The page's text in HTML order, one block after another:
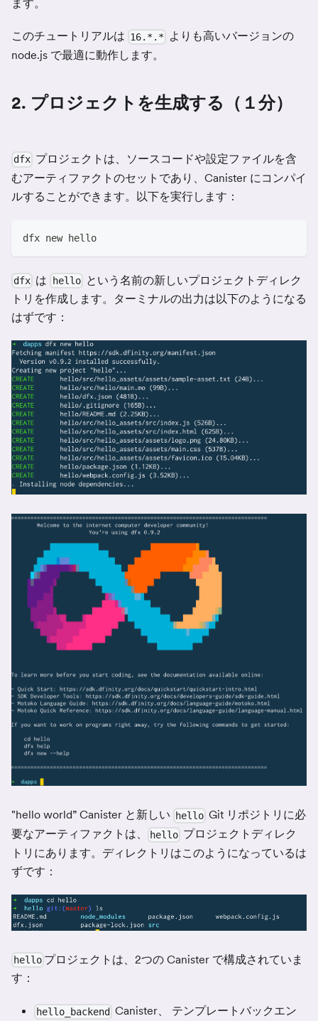
ます。
このチュートリアルは 16.*.*
よりも高いバージョンの
node.js で最適に動作します。
2. プロジェクトを生成する（１分）
dfx プロジェクトは、ソースコードや設定ファイルを含
むアーティファクトのセットであり、Canister にコンパイ
ルすることができます。以下を実行します：
dfx new hello
dfx は hello という名前の新しいプロジェクトディレク
トリを作成します。ターミナルの出力は以下のようになる
はずです：
"hello world” Canister と新しい hello Git リポジトリに必
要なアーティファクトは、
hello プロジェクトディレク
トリにあります。ディレクトリはこのようになっているは
ずです：
hello プロジェクトは、2つの Canister で構成されていま
す：
hello_backend Canister、 テンプレートバックエン